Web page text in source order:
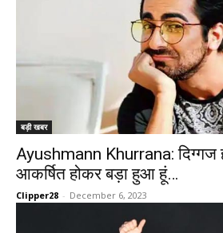
बड़ी खबर
Ayushmann Khurrana: दिग्गज
आकर्षित होकर बड़ा हुआ हूं…
Clipper28 - December 6, 2023